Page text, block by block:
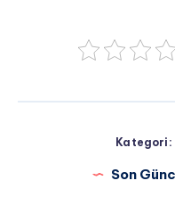
Kategori:
Son